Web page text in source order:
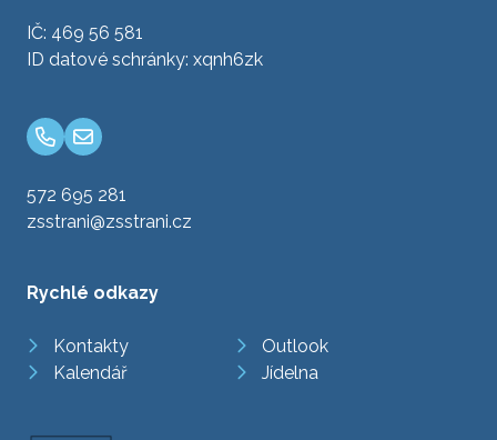
IČ: 469 56 581
ID datové schránky: xqnh6zk
572 695 281
zsstrani@zsstrani.cz
Rychlé odkazy
Kontakty
Outlook
Kalendář
Jídelna